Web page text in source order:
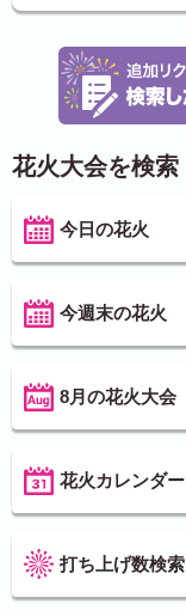
花火大会を検索
今日の花火
今週末の花火
8月の花火大会
花火カレンダー
打ち上げ数検索